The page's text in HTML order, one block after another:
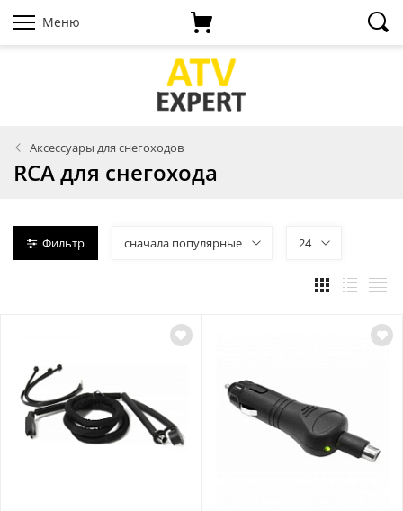
Меню
Аксессуары для снегоходов
RCA для снегохода
Фильтр сначала популярные 24